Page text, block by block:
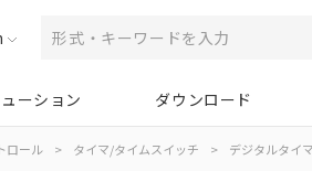
ーション ダウンロード
ロール > タイマ/タイムスイッチ > デジタルタイマ